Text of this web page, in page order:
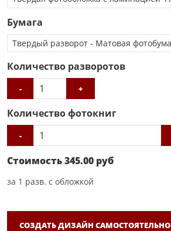
Бумага
Количество разворотов
- +
Количество фотокниг
-
Стоимость345.00 руб
за 1 разв. с обложкой
СОЗДАТЬ ДИЗАЙН САМОСТОЯТЕЛЬНО